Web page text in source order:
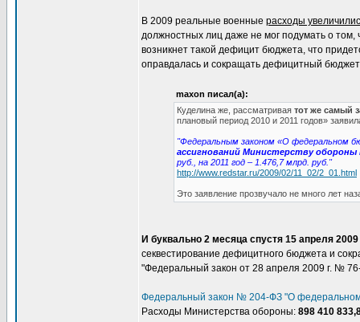
В 2009 реальные военные расходы
должностных лиц даже не мог подумать о
возникнет такой дефицит бюджета, что
оправдалась и сокращать дефицитный
maxon писал(а):
Куделина же, рассматривая тот же самый
плановый период 2010 и 2011 годов»
"Федеральным законом «О федеральном
ассигнований Министерству обороны
руб., на 2011 год – 1.476,7 млрд. руб."
http://www.redstar.ru/2009/02/11_02/2_01.html
Это заявление прозвучало не много лет
И буквально 2 месяца спустя 15 апреля
секвестирование дефицитного бюджета и
"Федеральный закон от 28 апреля 2009 г. №
Федеральный закон № 204-ФЗ "О
Расходы Министерства обороны: 898 410